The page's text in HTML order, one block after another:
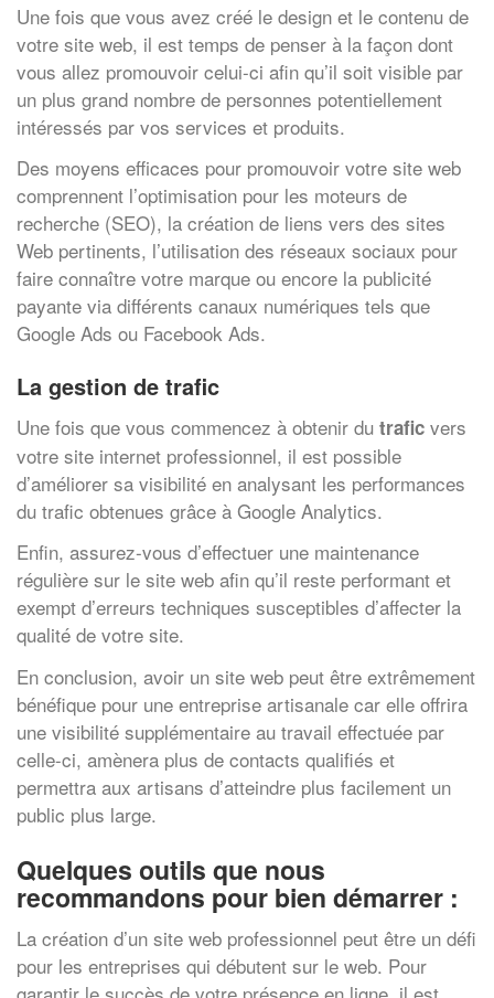
Une fois que vous avez créé le design et le contenu de
votre site web, il est temps de penser à la façon dont
vous allez promouvoir celui-ci afin qu’il soit visible par
un plus grand nombre de personnes potentiellement
intéressés par vos services et produits.
Des moyens efficaces pour promouvoir votre site web
comprennent l’optimisation pour les moteurs de
recherche (SEO), la création de liens vers des sites
Web pertinents, l’utilisation des réseaux sociaux pour
faire connaître votre marque ou encore la publicité
payante via différents canaux numériques tels que
Google Ads ou Facebook Ads.
La gestion de trafic
Une fois que vous commencez à obtenir du trafic vers
votre site internet professionnel, il est possible
d’améliorer sa visibilité en analysant les performances
du trafic obtenues grâce à Google Analytics.
Enfin, assurez-vous d’effectuer une maintenance
régulière sur le site web afin qu’il reste performant et
exempt d’erreurs techniques susceptibles d’affecter la
qualité de votre site.
En conclusion, avoir un site web peut être extrêmement
bénéfique pour une entreprise artisanale car elle offrira
une visibilité supplémentaire au travail effectuée par
celle-ci, amènera plus de contacts qualifiés et
permettra aux artisans d’atteindre plus facilement un
public plus large.
Quelques outils que nous
recommandons pour bien démarrer :
La création d’un site web professionnel peut être un défi
pour les entreprises qui débutent sur le web. Pour